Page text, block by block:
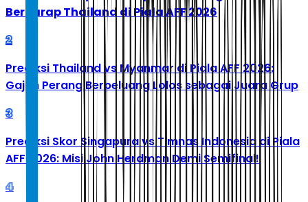
Berharap Thailand di Piala AFF 2026
2
Prediksi Thailand vs Myanmar di Piala AFF 2026:
Gajah Perang Berpeluang Lolos sebagai Juara Grup
3
Prediksi Skor Singapura vs Timnas Indonesia di Piala
AFF 2026: Misi John Herdman Demi Semifinal!
4